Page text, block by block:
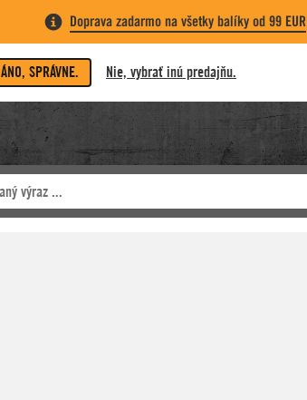
Doprava zadarmo na všetky balíky od 99 EUR
ÁNO, SPRÁVNE. Nie, vybrať inú predajňu.